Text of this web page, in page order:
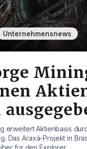
Unternehmensnews
erweitert Aktienbasis
Das Araxá-Projekt in
für den Explorer.